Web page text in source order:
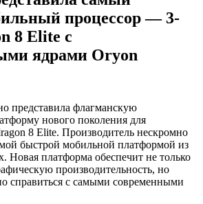
процессор — 3-
8 Elite с
ядрами Oryon
представила флагманскую
нового поколения для
8 Elite. Производитель нескромно
быстрой мобильной платформой из
Новая платформа обеспечит не только
производительность, но
справиться с самыми современными